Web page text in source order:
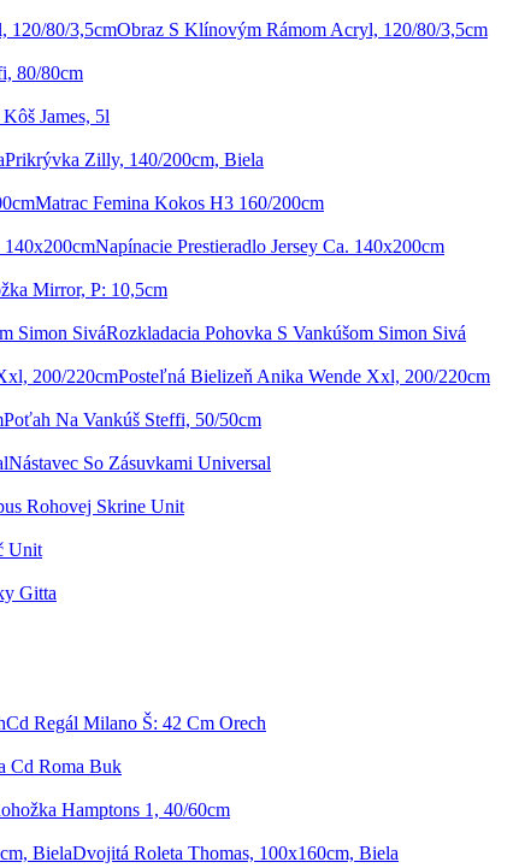
Obraz S Klínovým Rámom Acryl, 120/80/3,5cm
80/80cm
James, 5l
Prikrývka Zilly, 140/200cm, Biela
Matrac Femina Kokos H3 160/200cm
Napínacie Prestieradlo Jersey Ca. 140x200cm
Mirror, P: 10,5cm
Rozkladacia Pohovka S Vankúšom Simon Sivá
Posteľná Bielizeň Anika Wende Xxl, 200/220cm
Poťah Na Vankúš Steffi, 50/50cm
Nástavec So Zásuvkami Universal
Rohovej Skrine Unit
Unit
Gitta
Cd Regál Milano Š: 42 Cm Orech
Cd Roma Buk
Hamptons 1, 40/60cm
Dvojitá Roleta Thomas, 100x160cm, Biela